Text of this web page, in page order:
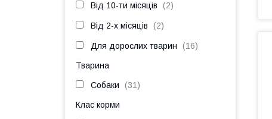
Від 10-ти місяців 2
Від 2-х місяців 2
Для дорослих тварин 16
Тварина
Собаки 31
Клас корми